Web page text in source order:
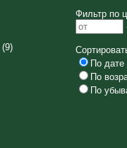
(9)
Фильтр по
По дате
По
По